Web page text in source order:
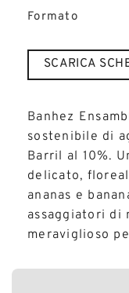
Formato
SCARICA
Banhez
sostenibile di
Barril al 10%.
delicato,
ananas e
assaggiatori di
meraviglioso